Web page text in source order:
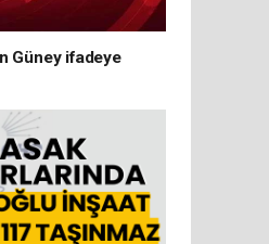
Güney ifadeye